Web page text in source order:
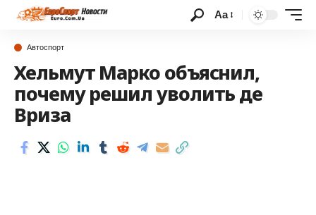
Аа
Автоспорт
Хельмут Марко объяснил,
почему решил уволить де
Вриза